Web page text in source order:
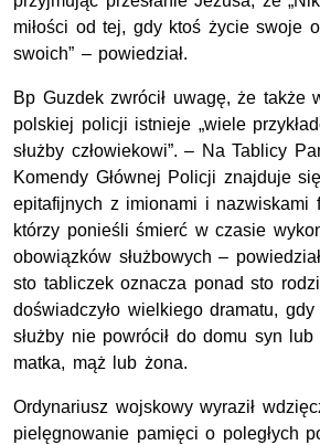
miłości od tej, gdy ktoś życie swoje
swoich” – powiedział.
Bp Guzdek zwrócił uwagę, że także
polskiej policji istnieje „wiele
służby człowiekowi”. – Na Tablicy
Komendy Głównej Policji znajduje
epitafijnych z imionami i nazwiskami
którzy ponieśli śmierć w czasie
obowiązków służbowych –
sto tabliczek oznacza ponad sto
doświadczyło wielkiego dramatu,
służby nie powrócił do domu syn
matka, mąż lub żona.
Ordynariusz wojskowy wyraził
pielęgnowanie pamięci o poległych